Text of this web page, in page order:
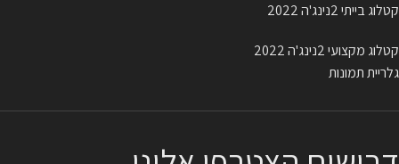
קטלוג בייתי 2נינג'ה 2022
קטלוג מקצועי 2נינג'ה 2022
גלריית תמונות